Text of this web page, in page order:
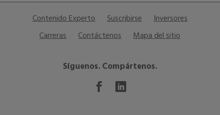
Contenido Experto Suscribirse
Inversores
Carreras
Contáctenos Mapa del sitio
Síguenos. Compártenos.